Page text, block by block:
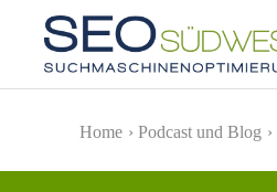
Skip to main content
Home Podcast und Blog